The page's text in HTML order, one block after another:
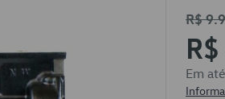
R$
Em até